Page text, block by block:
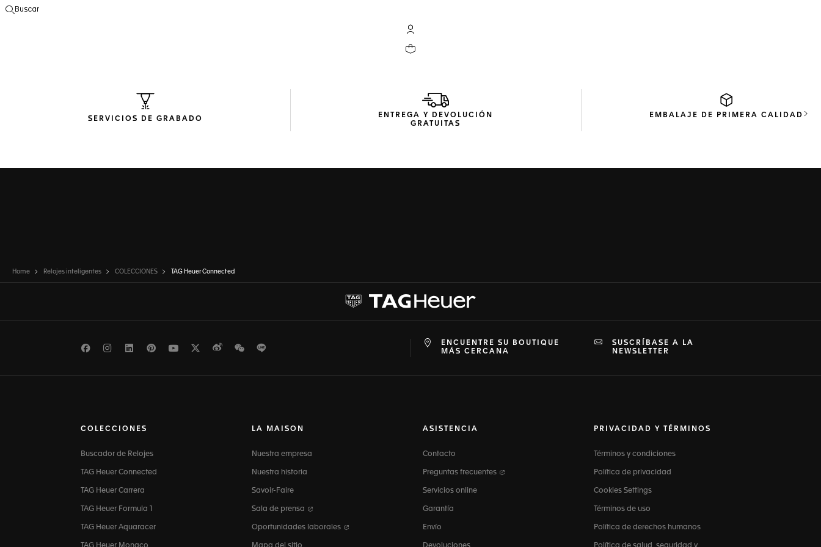
Buscar
Cuenta Mi TAG Heuer
Su carrito contiene 0 productos
SERVICIOS DE GRABADO
ENTREGA Y DEVOLUCIÓN
GRATUITAS
EMBALAJE DE PRIMERA CALIDAD
Home Relojes inteligentes COLECCIONES TAG Heuer Connected
FacebookInstagramLinkedInPinterest
Youtube
TwitterWeiboWeChat
ENCUENTRE SU BOUTIQUE
MÁS CERCANA
SUSCRÍBASE A LA
NEWSLETTER
COLECCIONES
Buscador de Relojes
TAG Heuer Connected
TAG Heuer Carrera
TAG Heuer Formula 1
TAG Heuer Aquaracer
LA MAISON
Nuestra empresa
Nuestra historia
Savoir-Faire
Sala de prensa
Oportunidades laborales
ASISTENCIA
Contacto
Preguntas frecuentes
Servicios online
Garantía
Envío
PRIVACIDAD Y TÉRMINOS
Términos y condiciones
Política de privacidad
Cookies Settings
Términos de uso
Política de derechos humanos